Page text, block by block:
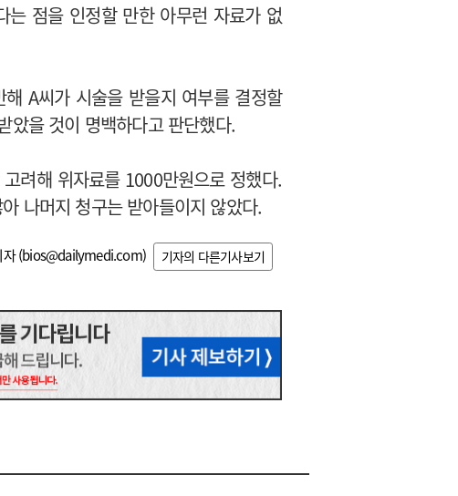
는 점을 인정할 만한 아무런 자료가 없
A씨가 시술을 받을지 여부를 결정할
았을 것이 명백하다고 판단했다.
려해 위자료를 1000만원으로 정했다.
나머지 청구는 받아들이지 않았다.
(bios@dailymedi.com) 기자의 다른기사보기